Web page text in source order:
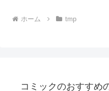
ホーム tmp
コミックのおすすめ